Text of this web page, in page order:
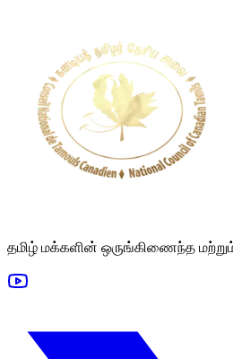
தமிழ் மக்களின் ஒருங்கிணைந்த